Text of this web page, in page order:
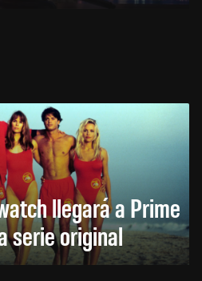
llegará a Prime
serie original